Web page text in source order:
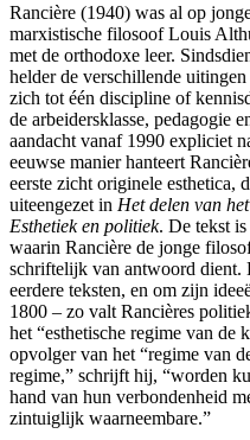
Rancière (1940) was al op
marxistische filosoof Louis
met de orthodoxe leer.
helder de verschillende
zich tot één discipline of
de arbeidersklasse, pedagogie
aandacht vanaf 1990 expliciet
eeuwse manier hanteert
eerste zicht originele esthetica,
uiteengezet in Het delen van
Esthetiek en politiek. De tekst is
waarin Rancière de jonge
schriftelijk van antwoord dient.
eerdere teksten, en om zijn
1800 – zo valt Rancières
het “esthetische regime van de
opvolger van het “regime van
regime,” schrijft hij, “worden
hand van hun verbondenheid
zintuiglijk waarneembare.”